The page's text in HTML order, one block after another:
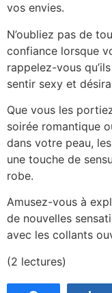
vos envies.
N’oubliez pas de
confiance lorsque
rappelez-vous
sentir sexy et
Que vous les
soirée romantique
dans votre peau,
une touche de
robe.
Amusez-vous à
de nouvelles
avec les collants
(2 lectures)